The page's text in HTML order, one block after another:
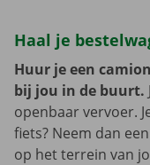
Haal je
Huur je een
bij jou in de buurt.
openbaar vervoer.
fiets? Neem dan
op het terrein van